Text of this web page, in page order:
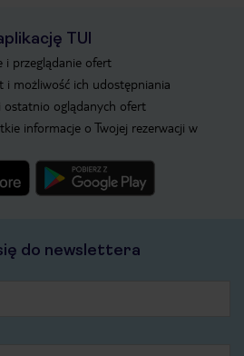
TUI
i przeglądanie ofert
możliwość ich udostępniania
ostatnio oglądanych ofert
informacje o Twojej rezerwacji w
do newslettera